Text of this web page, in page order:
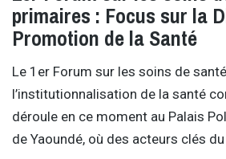
primaires : Focus sur la
Promotion de la Santé
Le 1er Forum sur les soins de
l’institutionnalisation de la santé
déroule en ce moment au Palais
de Yaoundé, où des acteurs clés